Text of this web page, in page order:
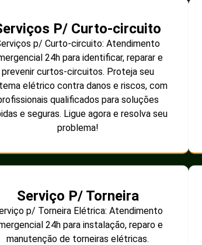
P/ Curto-circuito
p/ Curto-circuito: Atendimento
24h para identificar, reparar e
prevenir curtos-circuitos. Proteja seu
elétrico contra danos e riscos, com
qualificados para soluções
e seguras. Ligue agora e resolva seu
problema!
Serviço P/ Torneira
p/ Torneira Elétrica: Atendimento
24h para instalação, reparo e
manutenção de torneiras elétricas.